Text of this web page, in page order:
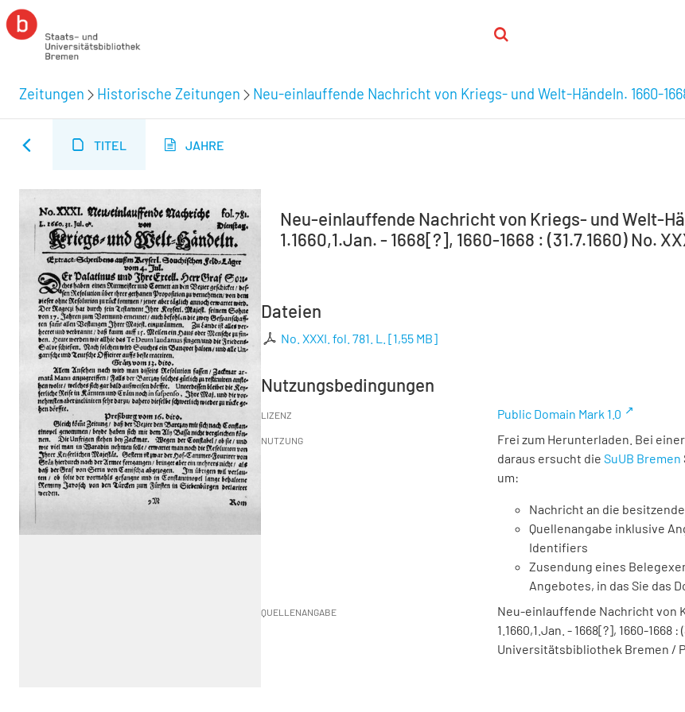
Zeitungen Historische Zeitungen Neu-einlauffende Nachricht von Kriegs- und Welt-Händeln. 1660-
TITEL JAHRE
Neu-einlauffende Nachricht von Kriegs- und Welt-
1.1660,1.Jan. - 1668[?], 1660-1668 : (31.7.1660) No.
Dateien
No. XXXI. fol. 781. L. [1,55 MB]
Nutzungsbedingungen
LIZENZ Public Domain Mark 1.0
NUTZUNG
Frei zum Herunterladen. Bei
daraus ersucht die SuUB Bremen
um:
Nachricht an die
Quellenangabe inklusive
Identifiers
Zusendung eines
Angebotes, in das Sie das
QUELLENANGABE
Neu-einlauffende Nachricht von
1.1660,1.Jan. - 1668[?], 1660-1668
Universitätsbibliothek Bremen /